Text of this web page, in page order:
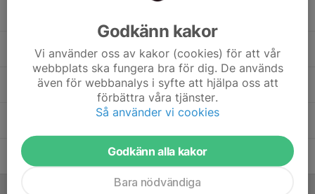
24. Melwin Lindroth
26. Liam Johansson
27. Elton Andersson, Pojkar födda 15
Godkänn kakor
Vi använder oss av kakor (cookies) för att vår
webbplats ska fungera bra för dig. De används
även för webbanalys i syfte att hjälpa oss att
förbättra våra tjänster.
Så använder vi cookies
Godkänn alla kakor
Bara nödvändiga